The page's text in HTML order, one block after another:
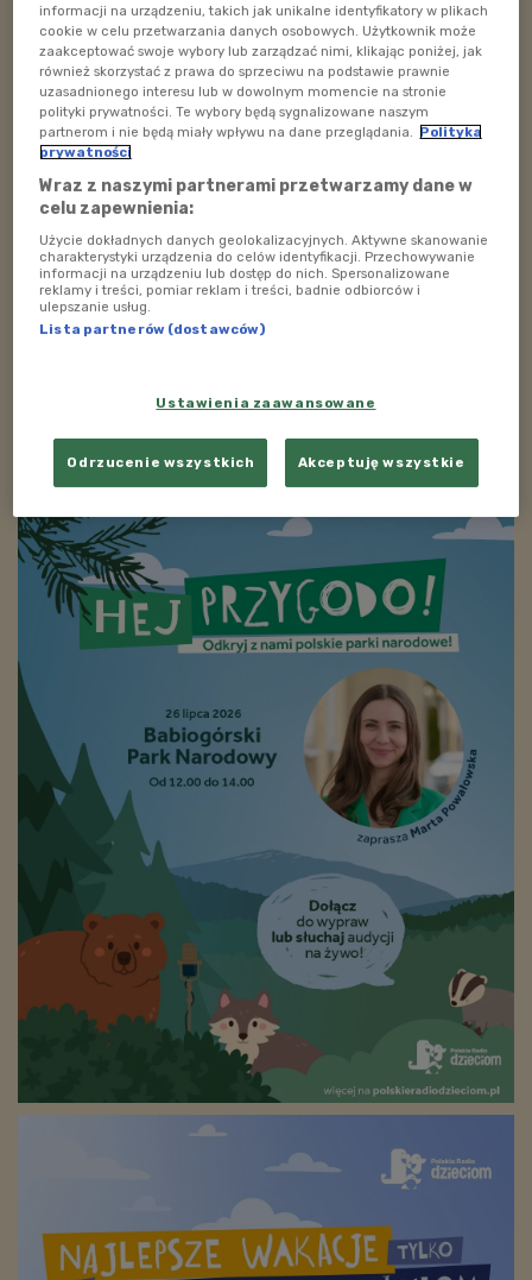
Foto: pixabay.com/domena publiczna
Przyczyną ich kłopotów może być alergia. Niezwykle
niebezpieczna może być też znajdująca się na
orzechach pleśń. Pod żadnym pozorem nie wolno więc
jeść tych, które są spleśniałe.
Piosenka tygodnia:"Taniec orzeszkowy" z płyty "dr
Witaminka" zespołu Oreganki.
Zobacz więcej na temat: dr witaminka
ZOBACZ TAKŻE
informacji na urządzeniu, takich jak unikalne identyfikatory w plikach
cookie w celu przetwarzania danych osobowych. Użytkownik może
zaakceptować swoje wybory lub zarządzać nimi, klikając poniżej, jak
również skorzystać z prawa do sprzeciwu na podstawie prawnie
uzasadnionego interesu lub w dowolnym momencie na stronie
polityki prywatności. Te wybory będą sygnalizowane naszym
partnerom i nie będą miały wpływu na dane przeglądania. Polityka
prywatności
Wraz z naszymi partnerami przetwarzamy dane w
celu zapewnienia:
Użycie dokładnych danych geolokalizacyjnych. Aktywne skanowanie
charakterystyki urządzenia do celów identyfikacji. Przechowywanie
informacji na urządzeniu lub dostęp do nich. Spersonalizowane
reklamy i treści, pomiar reklam i treści, badnie odbiorców i
ulepszanie usług.
Lista partnerów (dostawców)
Ustawienia zaawansowane
Odrzucenie wszystkich Akceptuję wszystkie